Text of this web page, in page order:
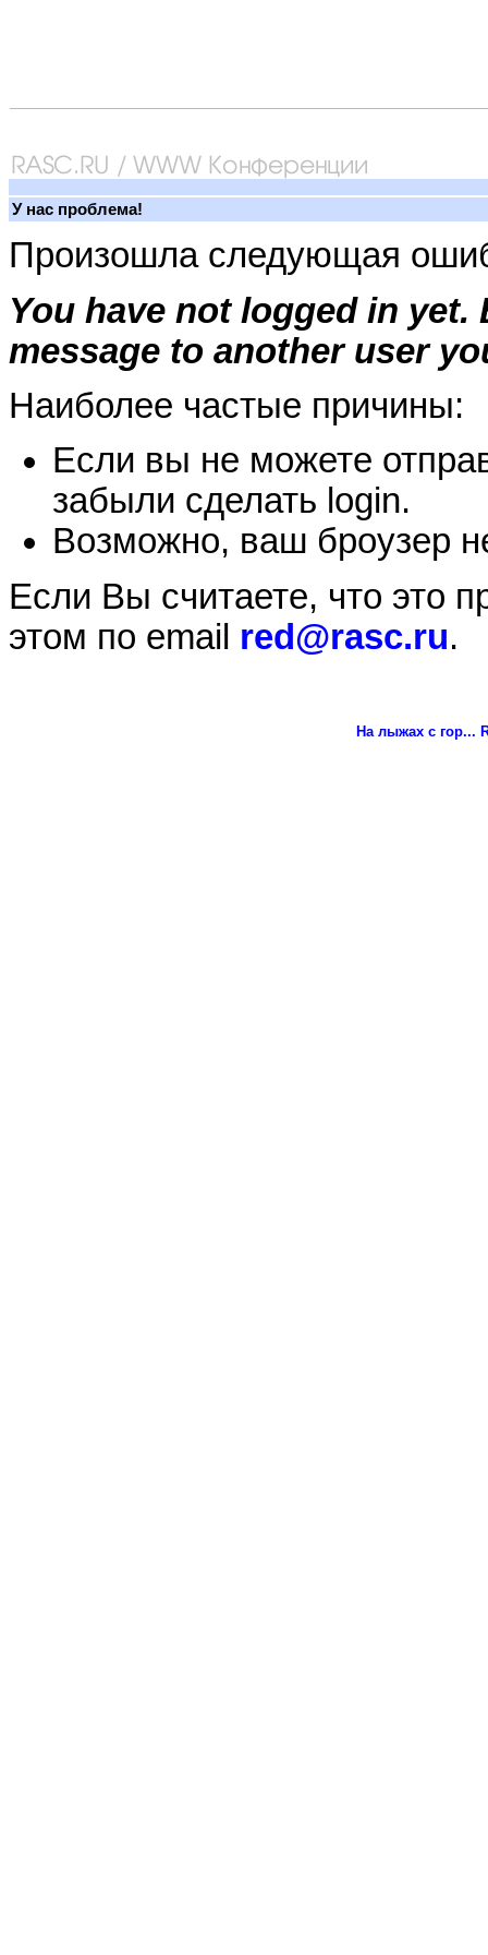
У нас проблема!
Произошла следующая
You have not logged in
message to another user
Наиболее частые причины:
Если вы не можете
забыли сделать login.
Возможно, ваш броузер
Если Вы считаете, что это
этом по email red@rasc.ru.
На лыжах с гор...